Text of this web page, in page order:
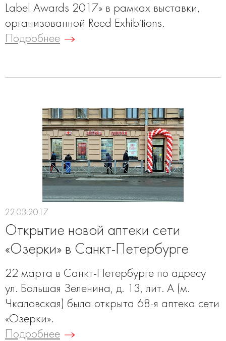
Label Awards 2017» в рамках выставки,
организованной Reed Exhibitions.
Подробнее
22.03.2017
Открытие новой аптеки сети
«Озерки» в Санкт-Петербурге
22 марта в Санкт-Петербурге по адресу
ул. Большая Зеленина, д. 13, лит. А (м.
Чкаловская) была открыта 68-я аптека сети
«Озерки».
Подробнее